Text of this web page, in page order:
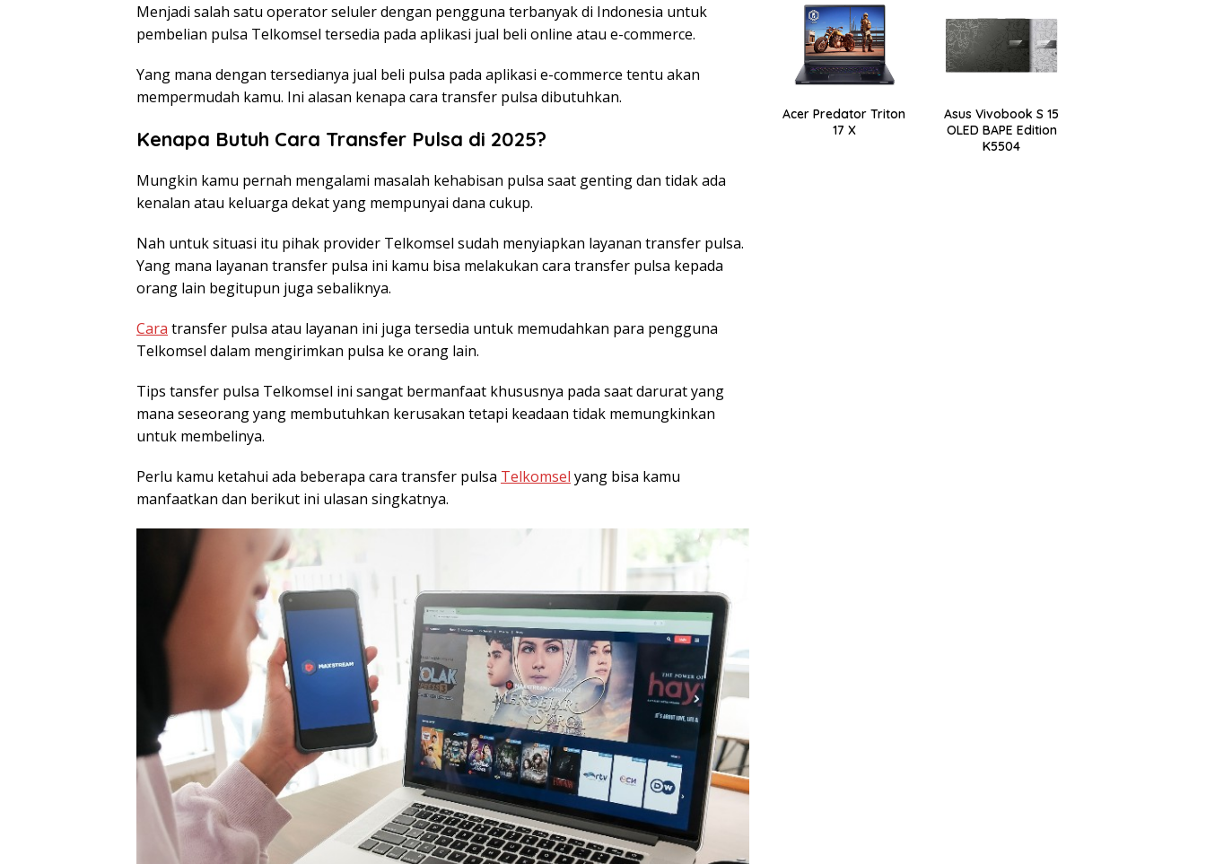
Menjadi salah satu operator seluler dengan pengguna terbanyak di Indonesia untuk
pembelian pulsa Telkomsel tersedia pada aplikasi jual beli online atau e-commerce.
Yang mana dengan tersedianya jual beli pulsa pada aplikasi e-commerce tentu akan
mempermudah kamu. Ini alasan kenapa cara transfer pulsa dibutuhkan.
Kenapa Butuh Cara Transfer Pulsa di 2025?
Mungkin kamu pernah mengalami masalah kehabisan pulsa saat genting dan tidak ada
kenalan atau keluarga dekat yang mempunyai dana cukup.
Nah untuk situasi itu pihak provider Telkomsel sudah menyiapkan layanan transfer pulsa.
Yang mana layanan transfer pulsa ini kamu bisa melakukan cara transfer pulsa kepada
orang lain begitupun juga sebaliknya.
Cara transfer pulsa atau layanan ini juga tersedia untuk memudahkan para pengguna
Telkomsel dalam mengirimkan pulsa ke orang lain.
Tips tansfer pulsa Telkomsel ini sangat bermanfaat khususnya pada saat darurat yang
mana seseorang yang membutuhkan kerusakan tetapi keadaan tidak memungkinkan
untuk membelinya.
Perlu kamu ketahui ada beberapa cara transfer pulsa Telkomsel yang bisa kamu
manfaatkan dan berikut ini ulasan singkatnya.
Acer Predator Triton
17 X
Asus Vivobook S 15
OLED BAPE Edition
K5504